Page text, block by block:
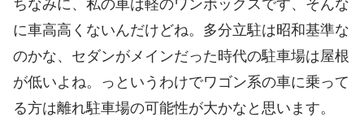
ちなみに、私の車は軽のワンボックスです、そんな
に車高高くないんだけどね。多分立駐は昭和基準な
のかな、セダンがメインだった時代の駐車場は屋根
が低いよね。っというわけでワゴン系の車に乗って
る方は離れ駐車場の可能性が大かなと思います。